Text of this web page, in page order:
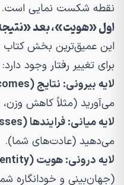
نقطه شکست نمایی است.
اول «هویت»، بعد
این عمیق‌ترین بخش کتاب
برای تغییر رفتار وجود دارد:
لایه بیرونی: نتایج (Outcomes):
می‌آورید (مثلاً کاهش وزن،
لایه میانی: فرایندها (Processes):
می‌دهید (عادت‌های شما).
لایه درونی: هویت (Identity):
(جهان‌بینی و خودانگاره